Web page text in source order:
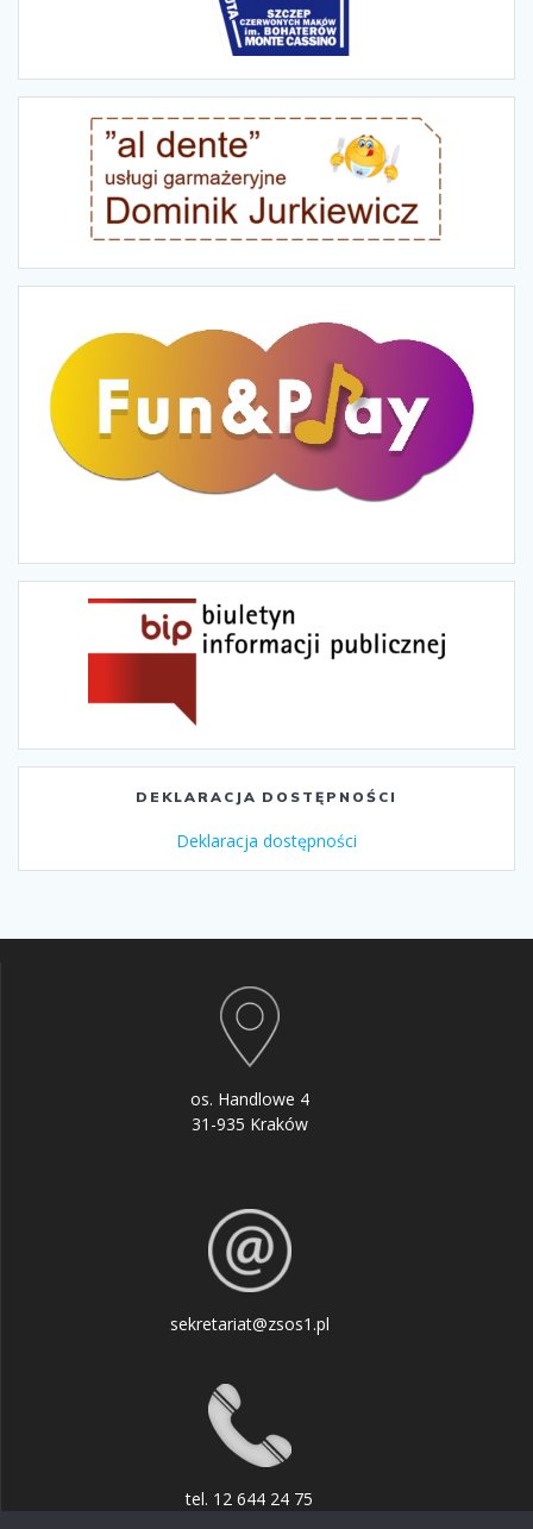
DEKLARACJA DOSTĘPNOŚCI
Deklaracja dostępności
os. Handlowe 4
31-935 Kraków
sekretariat@zsos1.pl
tel. 12 644 24 75